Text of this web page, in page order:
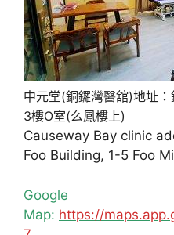
中元堂(銅鑼灣醫舘)地址
3樓O室(么鳳樓上)
Causeway Bay clinic
Foo Building, 1-5 Foo
Google
Map: https://